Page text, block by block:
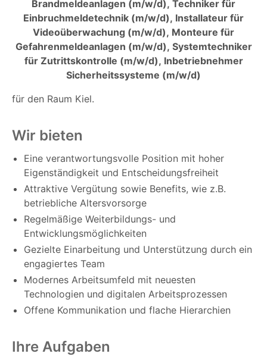
Brandmeldeanlagen (m/w/d), Techniker für
Einbruchmeldetechnik (m/w/d), Installateur für
Videoüberwachung (m/w/d), Monteure für
Gefahrenmeldeanlagen (m/w/d), Systemtechniker
für Zutrittskontrolle (m/w/d), Inbetriebnehmer
Sicherheitssysteme (m/w/d)
für den Raum Kiel.
Wir bieten
Eine verantwortungsvolle Position mit hoher
Eigenständigkeit und Entscheidungsfreiheit
Attraktive Vergütung sowie Benefits, wie z.B.
betriebliche Altersvorsorge
Regelmäßige Weiterbildungs- und
Entwicklungsmöglichkeiten
Gezielte Einarbeitung und Unterstützung durch ein
engagiertes Team
Modernes Arbeitsumfeld mit neuesten
Technologien und digitalen Arbeitsprozessen
Offene Kommunikation und flache Hierarchien
Ihre Aufgaben